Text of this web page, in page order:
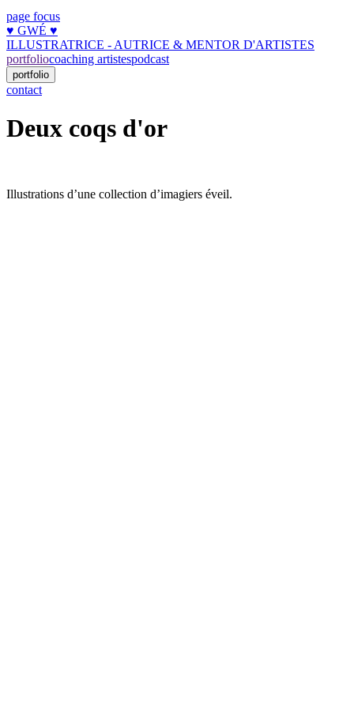
page focus
♥︎ GWÉ ♥︎
ILLUSTRATRICE - AUTRICE & MENTOR D'ARTISTES
portfoliocoaching artistespodcast
portfolio
contact
Deux coqs d'or
Illustrations d’une collection d’imagiers éveil.